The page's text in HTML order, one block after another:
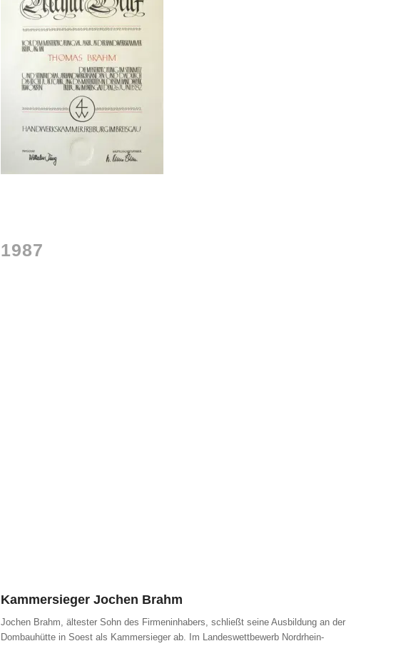
1987
Kammersieger Jochen Brahm
Jochen Brahm, ältester Sohn des Firmeninhabers, schließt seine Ausbildung an der
Dombauhütte in Soest als Kammersieger ab. Im Landeswettbewerb Nordrhein-